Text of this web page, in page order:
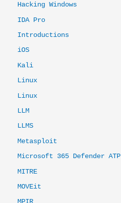
Hacking Windows
IDA Pro
Introductions
iOS
Kali
Linux
Linux
LLM
LLMS
Metasploit
Microsoft 365 Defender ATP
MITRE
MOVEit